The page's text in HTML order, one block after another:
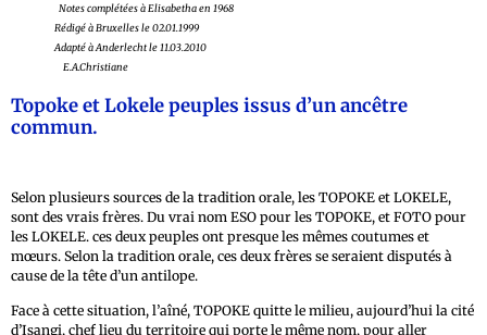
Notes complétées à Elisabetha en 1968
Rédigé à Bruxelles le 02.01.1999
Adapté à Anderlecht le 11.03.2010
E.A.Christiane
Topoke et Lokele peuples issus d’un ancêtre
commun.
Selon plusieurs sources de la tradition orale, les TOPOKE et LOKELE,
sont des vrais frères. Du vrai nom ESO pour les TOPOKE, et FOTO pour
les LOKELE. ces deux peuples ont presque les mêmes coutumes et
mœurs. Selon la tradition orale, ces deux frères se seraient disputés à
cause de la tête d’un antilope.
Face à cette situation, l’aîné, TOPOKE quitte le milieu, aujourd’hui la cité
d’Isangi, chef lieu du territoire qui porte le même nom, pour aller